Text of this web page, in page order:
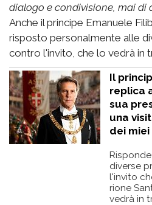
dialogo e condivisione, mai di
Anche il principe Emanuele
risposto personalmente alle
contro l'invito, che lo vedrà in
Il
replica
sua
una
dei miei
diverse
l'invito
rione
vedrà in